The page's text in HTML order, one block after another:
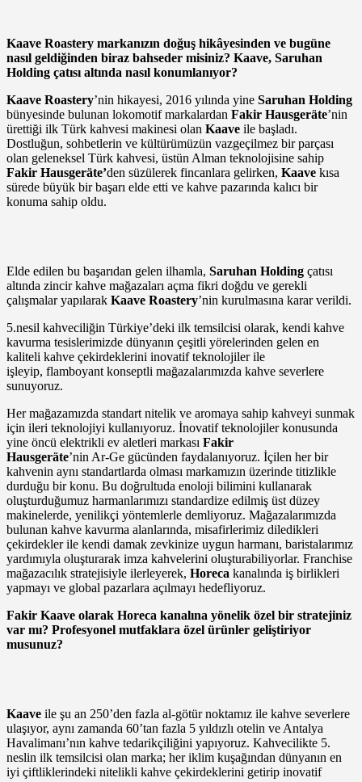
Kaave Roastery markanızın doğuş hikâyesinden ve bugüne
nasıl geldiğinden biraz bahseder misiniz? Kaave, Saruhan
Holding çatısı altında nasıl konumlanıyor?
Kaave Roastery’nin hikayesi, 2016 yılında yine Saruhan Holding
bünyesinde bulunan lokomotif markalardan Fakir Hausgeräte’nin
ürettiği ilk Türk kahvesi makinesi olan Kaave ile başladı.
Dostluğun, sohbetlerin ve kültürümüzün vazgeçilmez bir parçası
olan geleneksel Türk kahvesi, üstün Alman teknolojisine sahip
Fakir Hausgeräte’den süzülerek fincanlara gelirken, Kaave kısa
sürede büyük bir başarı elde etti ve kahve pazarında kalıcı bir
konuma sahip oldu.
Elde edilen bu başarıdan gelen ilhamla, Saruhan Holding çatısı
altında zincir kahve mağazaları açma fikri doğdu ve gerekli
çalışmalar yapılarak Kaave Roastery’nin kurulmasına karar verildi.
5.nesil kahveciliğin Türkiye’deki ilk temsilcisi olarak, kendi kahve
kavurma tesislerimizde dünyanın çeşitli yörelerinden gelen en
kaliteli kahve çekirdeklerini inovatif teknolojiler ile
işleyip, flamboyant konseptli mağazalarımızda kahve severlere
sunuyoruz.
Her mağazamızda standart nitelik ve aromaya sahip kahveyi sunmak
için ileri teknolojiyi kullanıyoruz. İnovatif teknolojiler konusunda
yine öncü elektrikli ev aletleri markası Fakir
Hausgeräte’nin Ar-Ge gücünden faydalanıyoruz. İçilen her bir
kahvenin aynı standartlarda olması markamızın üzerinde titizlikle
durduğu bir konu. Bu doğrultuda enoloji bilimini kullanarak
oluşturduğumuz harmanlarımızı standardize edilmiş üst düzey
makinelerde, yenilikçi yöntemlerle demliyoruz. Mağazalarımızda
bulunan kahve kavurma alanlarında, misafirlerimiz diledikleri
çekirdekler ile kendi damak zevkinize uygun harmanı, baristalarımız
yardımıyla oluşturarak imza kahvelerini oluşturabiliyorlar. Franchise
mağazacılık stratejisiyle ilerleyerek, Horeca kanalında iş birlikleri
yapmayı ve global pazarlara açılmayı hedefliyoruz.
Fakir Kaave olarak Horeca kanalına yönelik özel bir stratejiniz
var mı? Profesyonel mutfaklara özel ürünler geliştiriyor
musunuz?
Kaave ile şu an 250’den fazla al-götür noktamız ile kahve severlere
ulaşıyor, aynı zamanda 60’tan fazla 5 yıldızlı otelin ve Antalya
Havalimanı’nın kahve tedarikçiliğini yapıyoruz. Kahvecilikte 5.
neslin ilk temsilcisi olan marka; her iklim kuşağından dünyanın en
iyi çiftliklerindeki nitelikli kahve çekirdeklerini getirip inovatif